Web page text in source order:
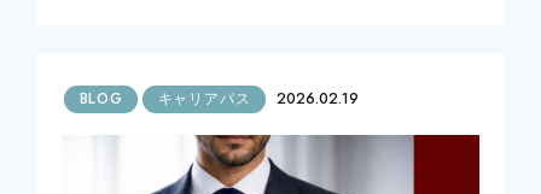
BLOG キャリアパス 2026.02.19